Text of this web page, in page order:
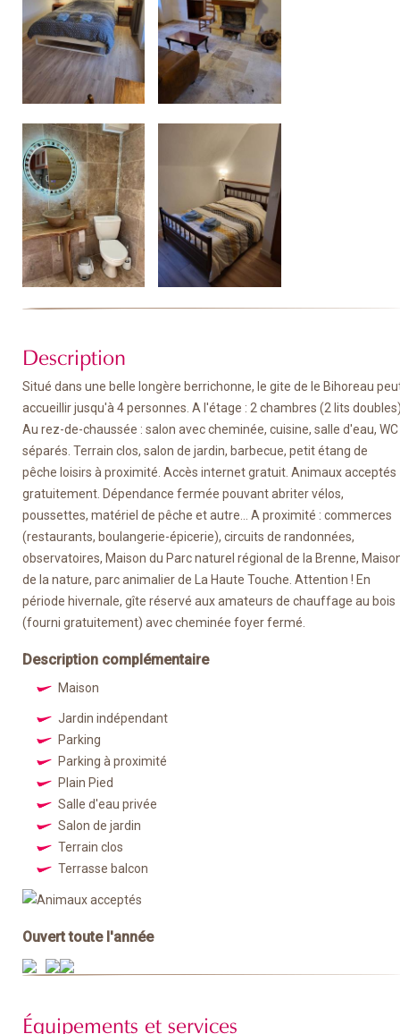
Description
Situé dans une belle longère berrichonne, le gite de le Bihoreau
accueillir jusqu'à 4 personnes. A l'étage : 2 chambres (2 lits
Au rez-de-chaussée : salon avec cheminée, cuisine, salle d'eau, WC
séparés. Terrain clos, salon de jardin, barbecue, petit étang de
pêche loisirs à proximité. Accès internet gratuit. Animaux acceptés
gratuitement. Dépendance fermée pouvant abriter vélos,
poussettes, matériel de pêche et autre... A proximité : commerces
(restaurants, boulangerie-épicerie), circuits de randonnées,
observatoires, Maison du Parc naturel régional de la Brenne,
de la nature, parc animalier de La Haute Touche. Attention ! En
période hivernale, gîte réservé aux amateurs de chauffage au bois
(fourni gratuitement) avec cheminée foyer fermé.
Description complémentaire
Maison
Jardin indépendant
Parking
Parking à proximité
Plain Pied
Salle d'eau privée
Salon de jardin
Terrain clos
Terrasse balcon
Ouvert toute l'année
Équipements et services